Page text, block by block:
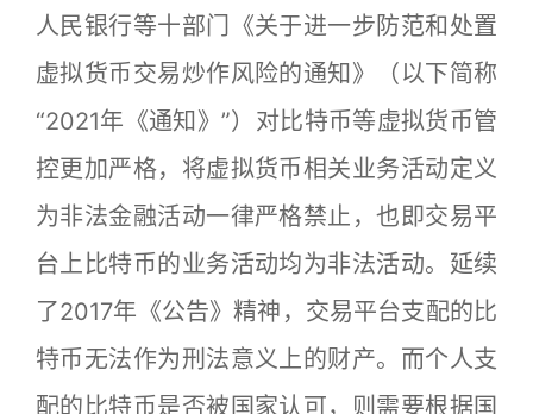
人民银行等十部门《关于进一步防范和处置
虚拟货币交易炒作风险的通知》（以下简称
“2021年《通知》”）对比特币等虚拟货币管
控更加严格，将虚拟货币相关业务活动定义
为非法金融活动一律严格禁止，也即交易平
台上比特币的业务活动均为非法活动。延续
了2017年《公告》精神，交易平台支配的比
特币无法作为刑法意义上的财产。而个人支
配的比特币是否被国家认可，则需要根据国